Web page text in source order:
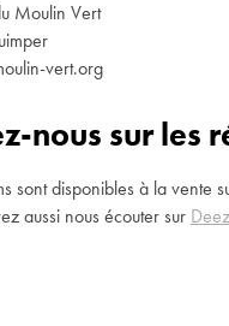
Moulin Vert
vert.org
nous sur les
sont disponibles à la vente
aussi nous écouter sur